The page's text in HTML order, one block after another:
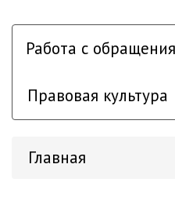
Работа с
Правовая культура
Главная